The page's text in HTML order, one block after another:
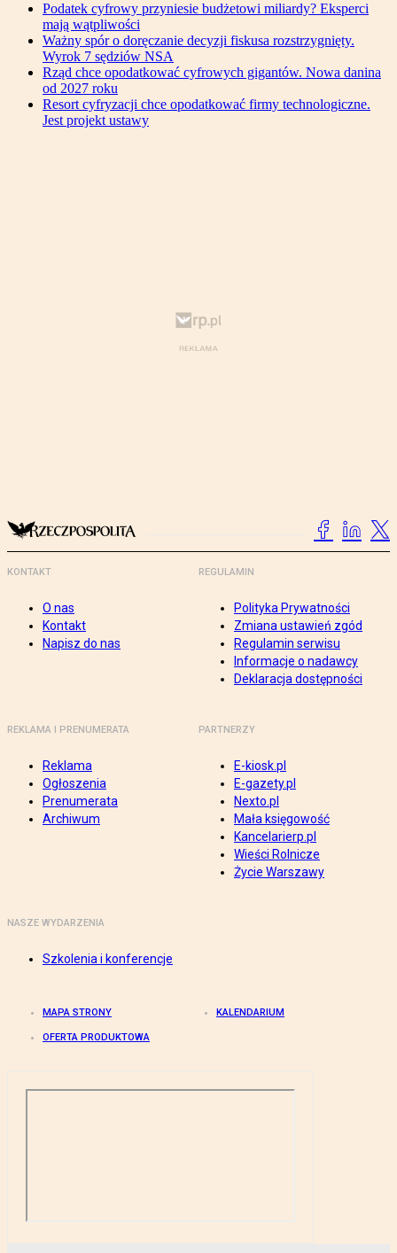
Podatek cyfrowy przyniesie budżetowi miliardy? Eksperci
mają wątpliwości
Ważny spór o doręczanie decyzji fiskusa rozstrzygnięty.
Wyrok 7 sędziów NSA
Rząd chce opodatkować cyfrowych gigantów. Nowa danina
od 2027 roku
Resort cyfryzacji chce opodatkować firmy technologiczne.
Jest projekt ustawy
KONTAKT
O nas
Kontakt
Napisz do nas
REGULAMIN
Polityka Prywatności
Zmiana ustawień zgód
Regulamin serwisu
Informacje o nadawcy
Deklaracja dostępności
REKLAMA I PRENUMERATA
Reklama
Ogłoszenia
Prenumerata
Archiwum
PARTNERZY
E-kiosk.pl
E-gazety.pl
Nexto.pl
Mała księgowość
Kancelarierp.pl
Wieści Rolnicze
Życie Warszawy
NASZE WYDARZENIA
Szkolenia i konferencje
MAPA STRONY KALENDARIUM
OFERTA PRODUKTOWA